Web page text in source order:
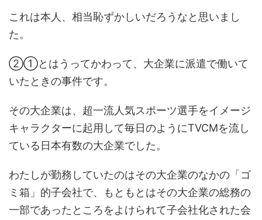
これは本人、相当恥ずかしいだろうなと思いまし
た。
②①とはうってかわって、大企業に派遣で働いて
いたときの事件です。
その大企業は、超一流人気スポーツ選手をイメージ
キャラクターに起用して毎日のようにTVCMを流し
ている日本有数の大企業でした。
わたしが勤務していたのはその大企業のなかの「ゴ
ミ箱」的子会社で、もともとはその大企業の総務の
一部であったところをよけられて子会社化された会